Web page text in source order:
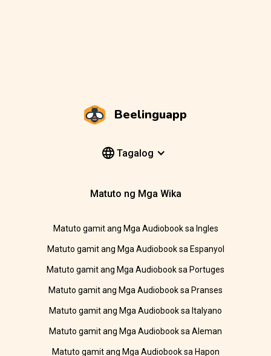
Beelinguapp
Tagalog
Matuto ng Mga Wika
Matuto gamit ang Mga Audiobook sa Ingles
Matuto gamit ang Mga Audiobook sa Espanyol
Matuto gamit ang Mga Audiobook sa Portuges
Matuto gamit ang Mga Audiobook sa Pranses
Matuto gamit ang Mga Audiobook sa Italyano
Matuto gamit ang Mga Audiobook sa Aleman
Matuto gamit ang Mga Audiobook sa Hapon